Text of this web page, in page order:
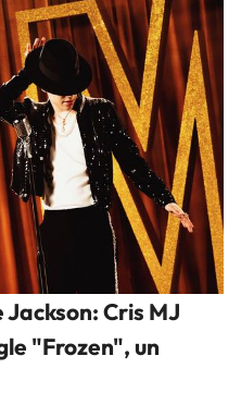
Cris MJ
"Frozen", un